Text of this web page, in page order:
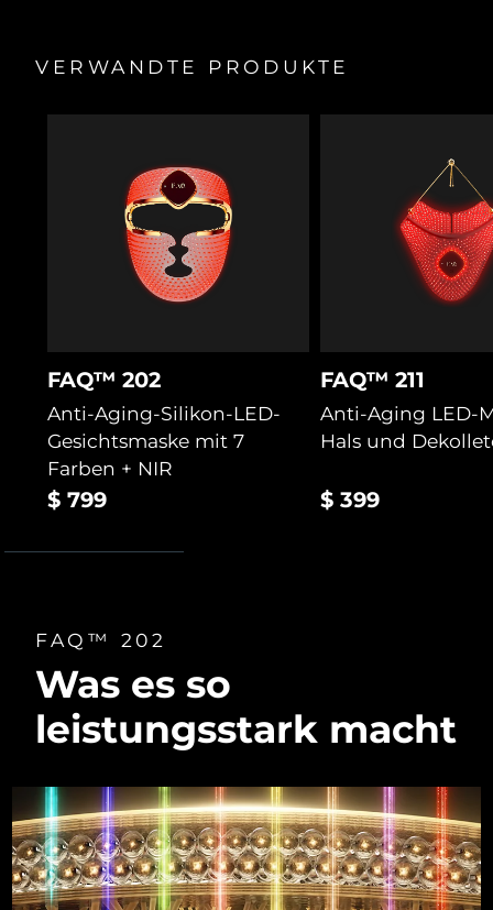
VERWANDTE PRODUKTE
FAQ™ 202
Anti-Aging-Silikon-LED-
Gesichtsmaske mit 7
Farben + NIR
$ 799
FAQ™ 211
Anti-Aging LED-
Hals und
$ 399
FAQ™ 202
Was es so
leistungsstark macht